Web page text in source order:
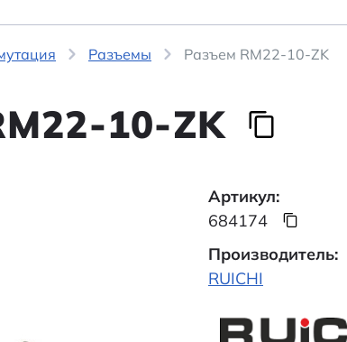
Разъемы Разъем RM22-10-ZK
10-ZK
Артикул:
684174
Производитель:
RUICHI